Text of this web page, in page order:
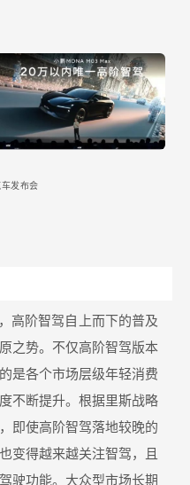
发布会
高阶智驾自上而下的普及
之势。不仅高阶智驾版本
是各个市场层级年轻消费
不断提升。根据里斯战略
即使高阶智驾落地较晚的
变得越来越关注智驾，且
驶功能。大众型市场长期